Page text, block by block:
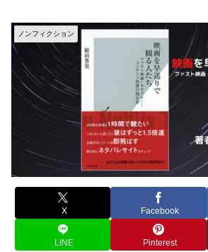
ノンフィクション
X Facebook
LINE Pinterest